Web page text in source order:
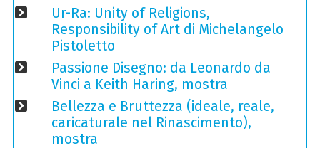
Ur-Ra: Unity of Religions,
Responsibility of Art di Michelangelo
Pistoletto
Passione Disegno: da Leonardo da
Vinci a Keith Haring, mostra
Bellezza e Bruttezza (ideale, reale,
caricaturale nel Rinascimento),
mostra